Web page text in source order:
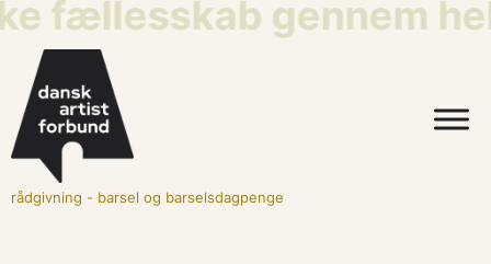
fællesskab gennem
rådgivning - barsel og barselsdagpenge